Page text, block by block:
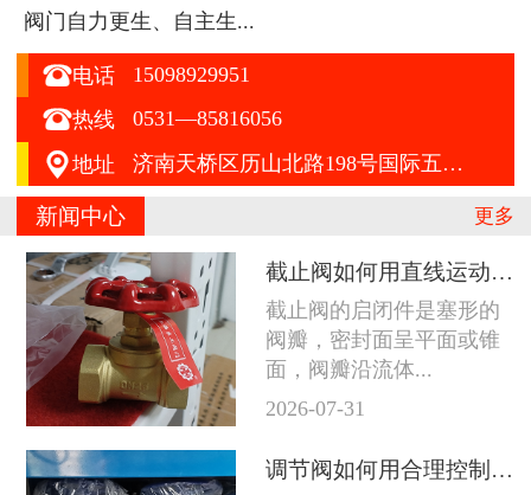
阀门自力更生、自主生...
电话 15098929951
热线 0531—85816056
地址 济南天桥区历山北路198号国际五金机电城A区412号
更多
新闻中心
截止阀如何用直线运动征服严苛工况
截止阀的启闭件是塞形的
阀瓣，密封面呈平面或锥
面，阀瓣沿流体...
2026-07-31
调节阀如何用合理控制征服苛刻工况